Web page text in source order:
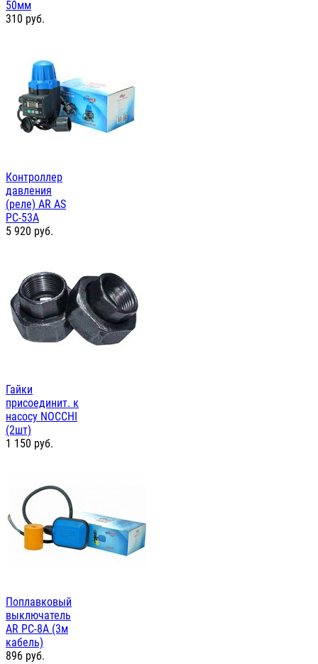
50мм
310 руб.
Контроллер
давления
(реле) AR AS
PC-53А
5 920 руб.
Гайки
присоединит. к
насосу NOCCHI
(2шт)
1 150 руб.
Поплавковый
выключатель
AR PC-8A (3м
кабель)
896 руб.